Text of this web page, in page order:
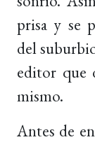
prisa y se
del
editor que
mismo.
Antes de